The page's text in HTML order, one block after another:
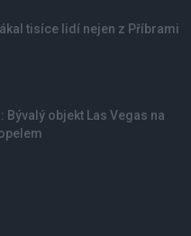
tisíce lidí nejen z Příbrami
Bývalý objekt Las Vegas na